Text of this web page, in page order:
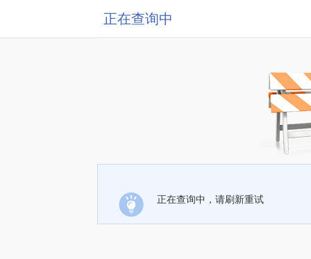
正在查询中
正在查询中，请刷新重试